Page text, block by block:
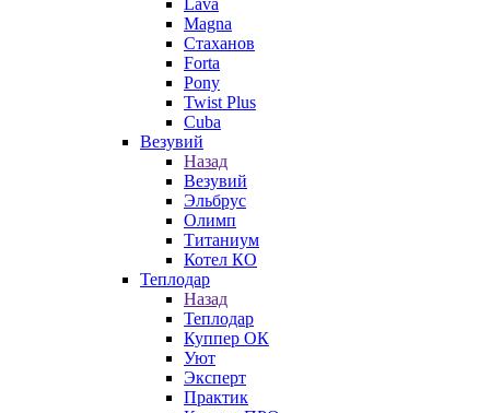
Lava
Magna
Стаханов
Forta
Pony
Twist Plus
Cuba
Везувий
Назад
Везувий
Эльбрус
Олимп
Титаниум
Котел КО
Теплодар
Назад
Теплодар
Куппер ОК
Уют
Эксперт
Практик